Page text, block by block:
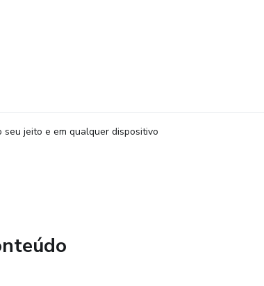
seu jeito e em qualquer dispositivo